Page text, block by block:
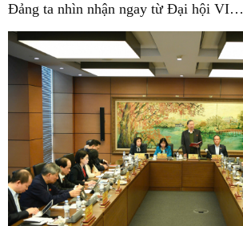
Đảng ta nhìn nhận ngay từ Đại hội VI…